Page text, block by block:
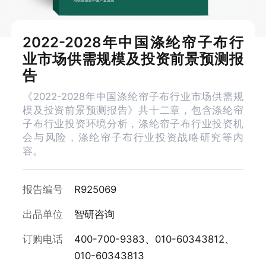
2022-2028年中国涤纶帘子布行
业市场供需规模及投资前景预测报
告
《2022-2028年中国涤纶帘子布行业市场供需规
模及投资前景预测报告》共十二章，包含涤纶帘
子布行业投资环境分析，涤纶帘子布行业投资机
会与风险，涤纶帘子布行业投资战略研究等内
容。
报告编号 R925069
出品单位 智研咨询
订购电话
400-700-9383、010-60343812、
010-60343813